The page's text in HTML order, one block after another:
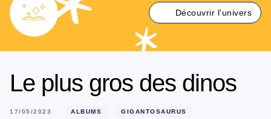
Découvrir l'univers
Le plus gros des dinos
17/05/2023 ALBUMS GIGANTOSAURUS